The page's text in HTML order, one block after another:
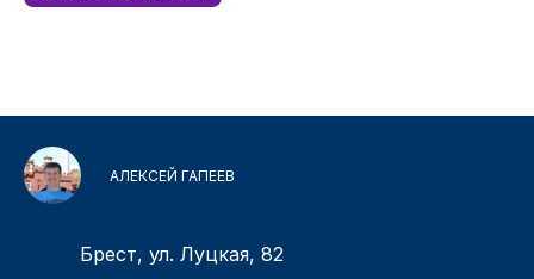
АЛЕКСЕЙ ГАПЕЕВ
Брест, ул. Луцкая, 82